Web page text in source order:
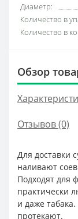
Диаметр:
Количество в
Количество в
Обзор
Отзывов (0)
Для доставки
наливают
Подходят для
практически
и даже
протекают.